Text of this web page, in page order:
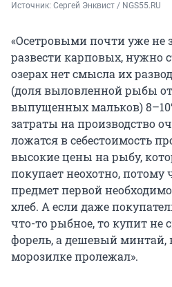
Источник: Сергей Энквист / NGS55.RU
«Осетровыми почти уже не
развести карповых, нужно
озерах нет смысла их
(доля выловленной рыбы
выпущенных мальков)
затраты на производство
ложатся в себестоимость
высокие цены на рыбу,
покупает неохотно, потому
предмет первой
хлеб. А если даже
что-то рыбное, то купит не
форель, а дешевый минтай,
морозилке пролежал».